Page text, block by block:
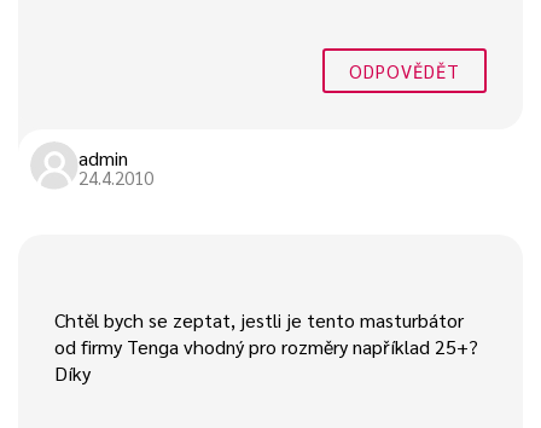
ODPOVĚDĚT
admin
24.4.2010
Chtěl bych se zeptat, jestli je tento masturbátor
od firmy Tenga vhodný pro rozměry například 25+?
Díky